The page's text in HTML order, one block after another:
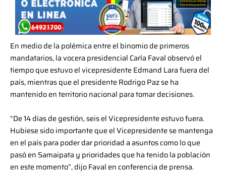
En medio de la polémica entre el binomio de primeros
mandatarios, la vocera presidencial Carla Faval observó el
tiempo que estuvo el vicepresidente Edmand Lara fuera del
país, mientras que el presidente Rodrigo Paz se ha
mantenido en territorio nacional para tomar decisiones.
“De 14 días de gestión, seis el Vicepresidente estuvo fuera.
Hubiese sido importante que el Vicepresidente se mantenga
en el país para poder dar prioridad a asuntos como lo que
pasó en Samaipata y prioridades que ha tenido la población
en este momento”, dijo Faval en conferencia de prensa.